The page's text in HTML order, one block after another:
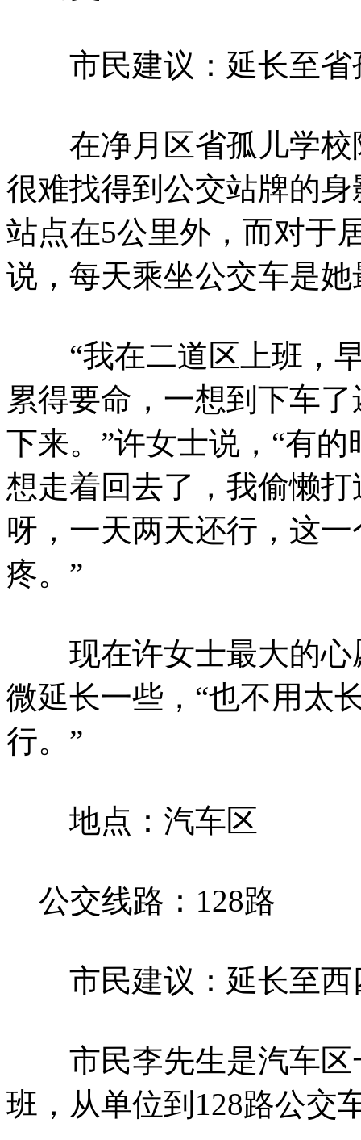
市民建议：延长至省
在净月区省孤儿学校
很难找得到公交站牌的
站点在5公里外，而对于
说，每天乘坐公交车是
“我在二道区上班，早
累得要命，一想到下车
下来。”许女士说，“有
想走着回去了，我偷懒
呀，一天两天还行，这
疼。”
现在许女士最大的心
微延长一些，“也不用太
行。”
地点：汽车区
公交线路：128路
市民建议：延长至西
市民李先生是汽车区
班，从单位到128路公交